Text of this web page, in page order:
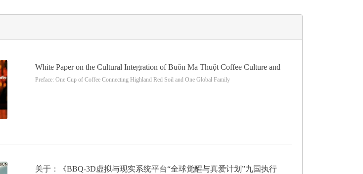
White Paper on the Cultural Integration of Buôn Ma Thuột Coffee Culture and
BBQ Global Chain Coffee
Preface: One Cup of Coffee Connecting Highland Red Soil and One Global Family
关于：《BBQ-3D虚拟与现实系统平台“全球觉醒与真爱计划”九国执行